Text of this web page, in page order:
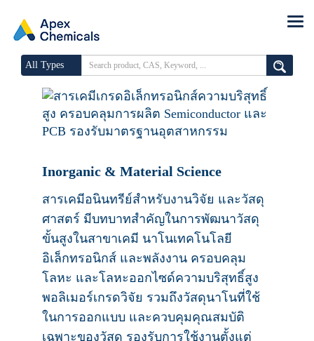
All Types
Inorganic & Material Science
สารเคมีอนินทรีย์สำหรับงานวิจัย และวัสดุ
ศาสตร์ มีบทบาทสำคัญในการพัฒนาวัสดุ
ขั้นสูงในสาขาเคมี นาโนเทคโนโลยี
อิเล็กทรอนิกส์ และพลังงาน ครอบคลุม
โลหะ และโลหะออกไซด์ความบริสุทธิ์สูง
พอลิเมอร์เกรดวิจัย รวมถึงวัสดุนาโนที่ใช้
ในการออกแบบ และควบคุมคุณสมบัติ
เฉพาะของวัสดุ รองรับการใช้งานตั้งแต่